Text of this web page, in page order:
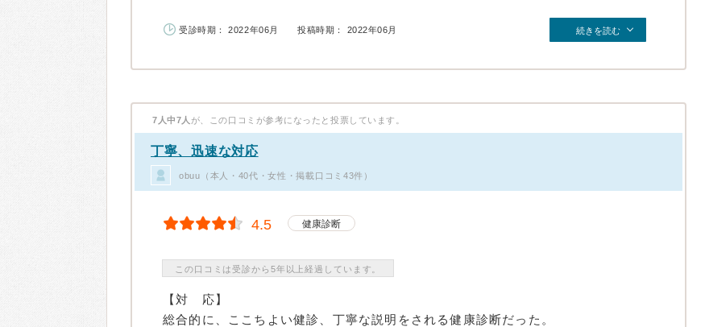
受診時期： 2022年06月 投稿時期： 2022年06月 続きを読む
7人中7人 が、この口コミが参考になったと投票しています。
丁寧、迅速な対応
obuu（本人・40代・女性・掲載口コミ43件）
4.5 健康診断
この口コミは受診から5年以上経過しています。
【対 応】
総合的に、ここちよい健診、丁寧な説明をされる健康診断だった。